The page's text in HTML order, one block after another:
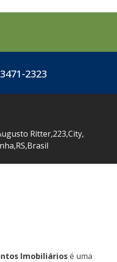
2323
Ritter,223,City,
,RS,Brasil
Imobiliáriosé uma